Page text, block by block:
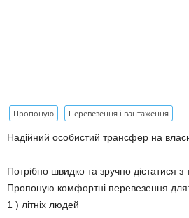
Пропоную Перевезення і вантаження
Надійний особистий трансфер на
Потрібно швидко та зручно дістатися з
Пропоную комфортні перевезення для:
1 ) літніх людей